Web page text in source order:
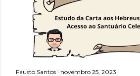
Fausto Santos novembro 25, 2023